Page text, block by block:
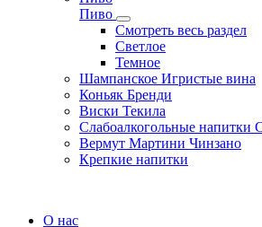
Пиво
Смотреть весь раздел
Cветлое
Темное
Шампанское Игристые вина
Коньяк Бренди
Виски Текила
Слабоалкогольные напитки
Вермут Мартини Чинзано
Крепкие напитки
О нас